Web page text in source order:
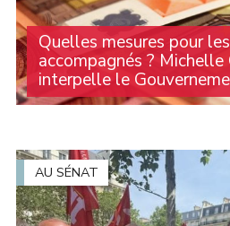
Quelles mesures pour
accompagnés ? Michelle
interpelle le
Lorsque leur minorité est
Gouvernement sur les garanties
AU SÉNAT